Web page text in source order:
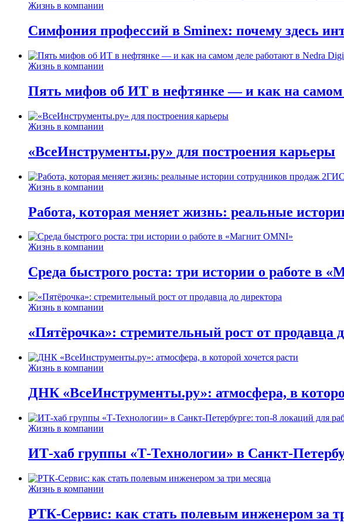
Жизнь в компании
Симфония профессий в Sminex: почему здесь
Жизнь в компании
Пять мифов об ИТ в нефтянке — и как на самом
Жизнь в компании
«ВсеИнструменты.ру» для построения карьеры
Жизнь в компании
Работа, которая меняет жизнь: реальные
Жизнь в компании
Среда быстрого роста: три истории о работе в
Жизнь в компании
«Пятёрочка»: стремительный рост от продавца
Жизнь в компании
ДНК «ВсеИнструменты.ру»: атмосфера, в
Жизнь в компании
ИТ-хаб группы «Т-Технологии» в Санкт-
Жизнь в компании
РТК-Сервис: как стать полевым инженером за